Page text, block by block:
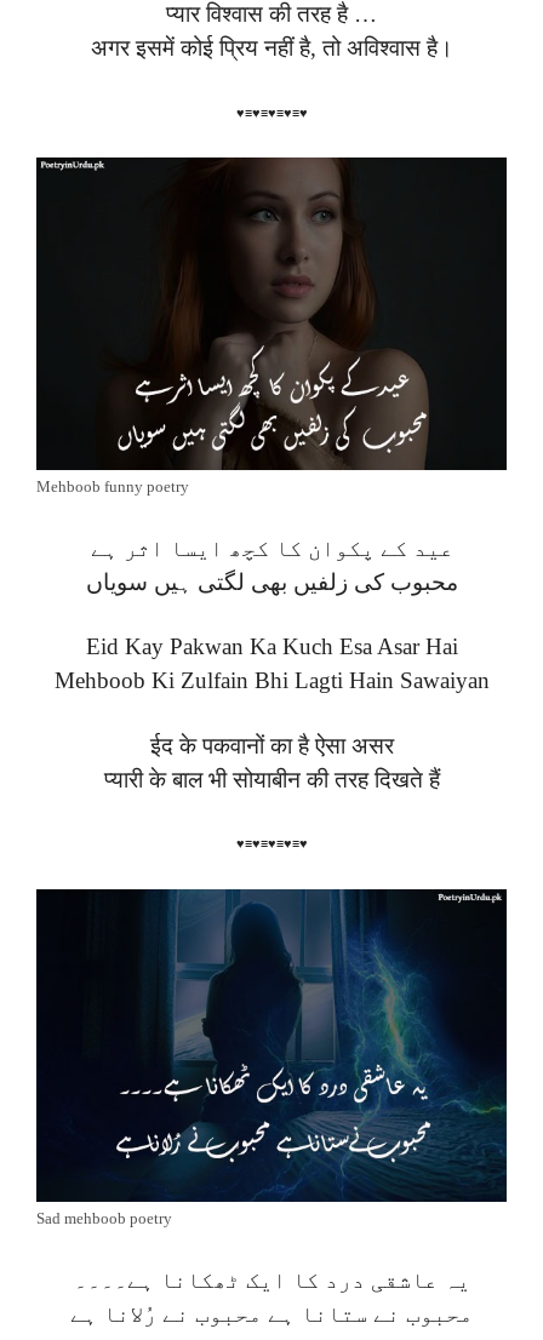
प्यार विश्वास की तरह है …
अगर इसमें कोई प्रिय नहीं है, तो अविश्वास है।
♥≡♥≡♥≡♥≡♥
Mehboob funny poetry
عید کے پکوان کا کچھ ایسا اثر ہے
محبوب کی زلفیں بھی لگتی ہیں سویاں
Eid Kay Pakwan Ka Kuch Esa Asar Hai
Mehboob Ki Zulfain Bhi Lagti Hain Sawaiyan
ईद के पकवानों का है ऐसा असर
प्यारी के बाल भी सोयाबीन की तरह दिखते हैं
♥≡♥≡♥≡♥≡♥
Sad mehboob poetry
یہ عاشقی درد کا ایک ٹھکانا ہے۔۔۔۔
محبوب نے ستانا ہے محبوب نے رُلانا ہے